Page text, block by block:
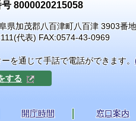
8000020215058
県加茂郡八百津町八百津 3903番
(代表) FAX:0574-43-0969
を通じて手話で電話ができます。
する
開庁時間 窓口案内